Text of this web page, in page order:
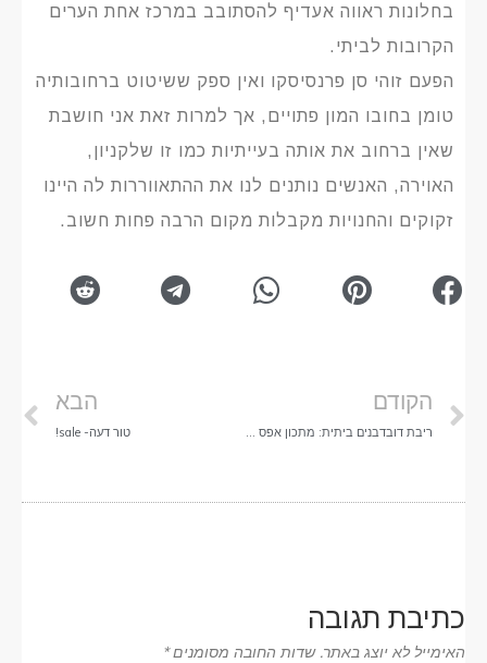
בחלונות ראווה אעדיף להסתובב במרכז אחת הערים
הקרובות לביתי.
הפעם זוהי סן פרנסיסקו ואין ספק ששיטוט ברחובותיה
טומן בחובו המון פתויים, אך למרות זאת אני חושבת
שאין ברחוב את אותה בעייתיות כמו זו שלקניון,
האוירה, האנשים נותנים לנו את ההתאווררות לה היינו
זקוקים והחנויות מקבלות מקום הרבה פחות חשוב.
הקודם
ריבת דובדבנים ביתית: מתכון אפס פסולת מופחת סוכר
הבא
טור דעה- sale!
כתיבת תגובה
האימייל לא יוצג באתר. שדות החובה מסומנים*